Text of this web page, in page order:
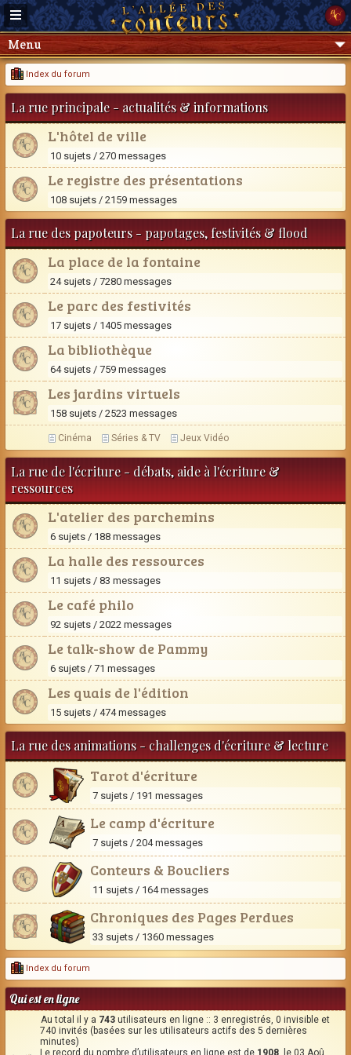
Menu
Index du forum
La rue principale - actualités & informations
L'hôtel de ville
10 sujets / 270 messages
Le registre des présentations
108 sujets / 2159 messages
La rue des papoteurs - papotages, festivités & flood
La place de la fontaine
24 sujets / 7280 messages
Le parc des festivités
17 sujets / 1405 messages
La bibliothèque
64 sujets / 759 messages
Les jardins virtuels
158 sujets / 2523 messages
Cinéma Séries & TV Jeux Vidéo
La rue de l'écriture - débats, aide à l'écriture &
ressources
L'atelier des parchemins
6 sujets / 188 messages
La halle des ressources
11 sujets / 83 messages
Le café philo
92 sujets / 2022 messages
Le talk-show de Pammy
6 sujets / 71 messages
Les quais de l'édition
15 sujets / 474 messages
La rue des animations - challenges d'écriture & lecture
Tarot d'écriture
7 sujets / 191 messages
Le camp d'écriture
7 sujets / 204 messages
Conteurs & Boucliers
11 sujets / 164 messages
Chroniques des Pages Perdues
33 sujets / 1360 messages
Index du forum
Qui est en ligne
Au total il y a 743 utilisateurs en ligne :: 3 enregistrés, 0 invisible et
740 invités (basées sur les utilisateurs actifs des 5 dernières
minutes)
Le record du nombre d’utilisateurs en ligne est de 1908 , le 03 Aoû